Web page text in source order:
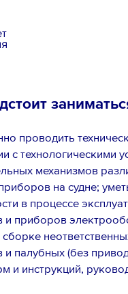
проводить
с технологическими
механизмов
на судне;
в процессе
и приборов
и палубных (без
и инструкций,